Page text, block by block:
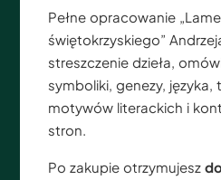
Pełne opracowanie „
świętokrzyskiego”
streszczenie dzieła,
symboliki, genezy, języka,
motywów literackich i
stron.
Po zakupie otrzymujesz